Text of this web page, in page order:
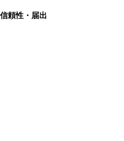
信頼性・届出